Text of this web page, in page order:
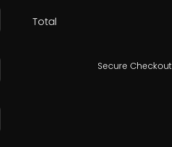
Total
Secure Checkout